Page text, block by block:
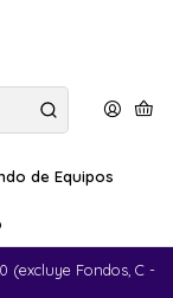
de Equipos
(excluye Fondos, C -